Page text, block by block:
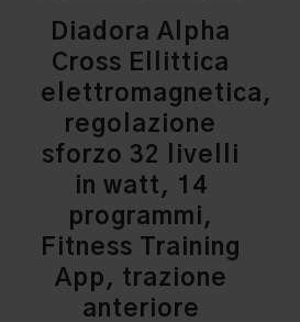
Diadora Alpha
Cross Ellittica
elettromagnetica,
regolazione
sforzo 32 livelli
in watt, 14
programmi,
Fitness Training
App, trazione
anteriore